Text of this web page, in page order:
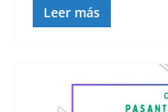
Leer más